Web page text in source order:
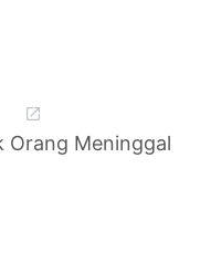
Orang Meninggal